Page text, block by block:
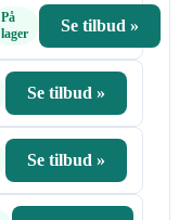
På
lager
Se tilbud »
Se tilbud »
Se tilbud »